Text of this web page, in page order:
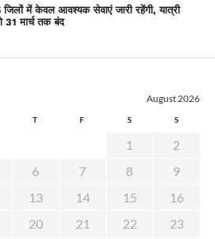
जिलों में केवल आवश्यक सेवाएं जारी रहेंगी, यात्री
31 मार्च तक बंद
August 2026
T F S S
1
2
6 7 8
9
13 14 15
16
20 21 22
23